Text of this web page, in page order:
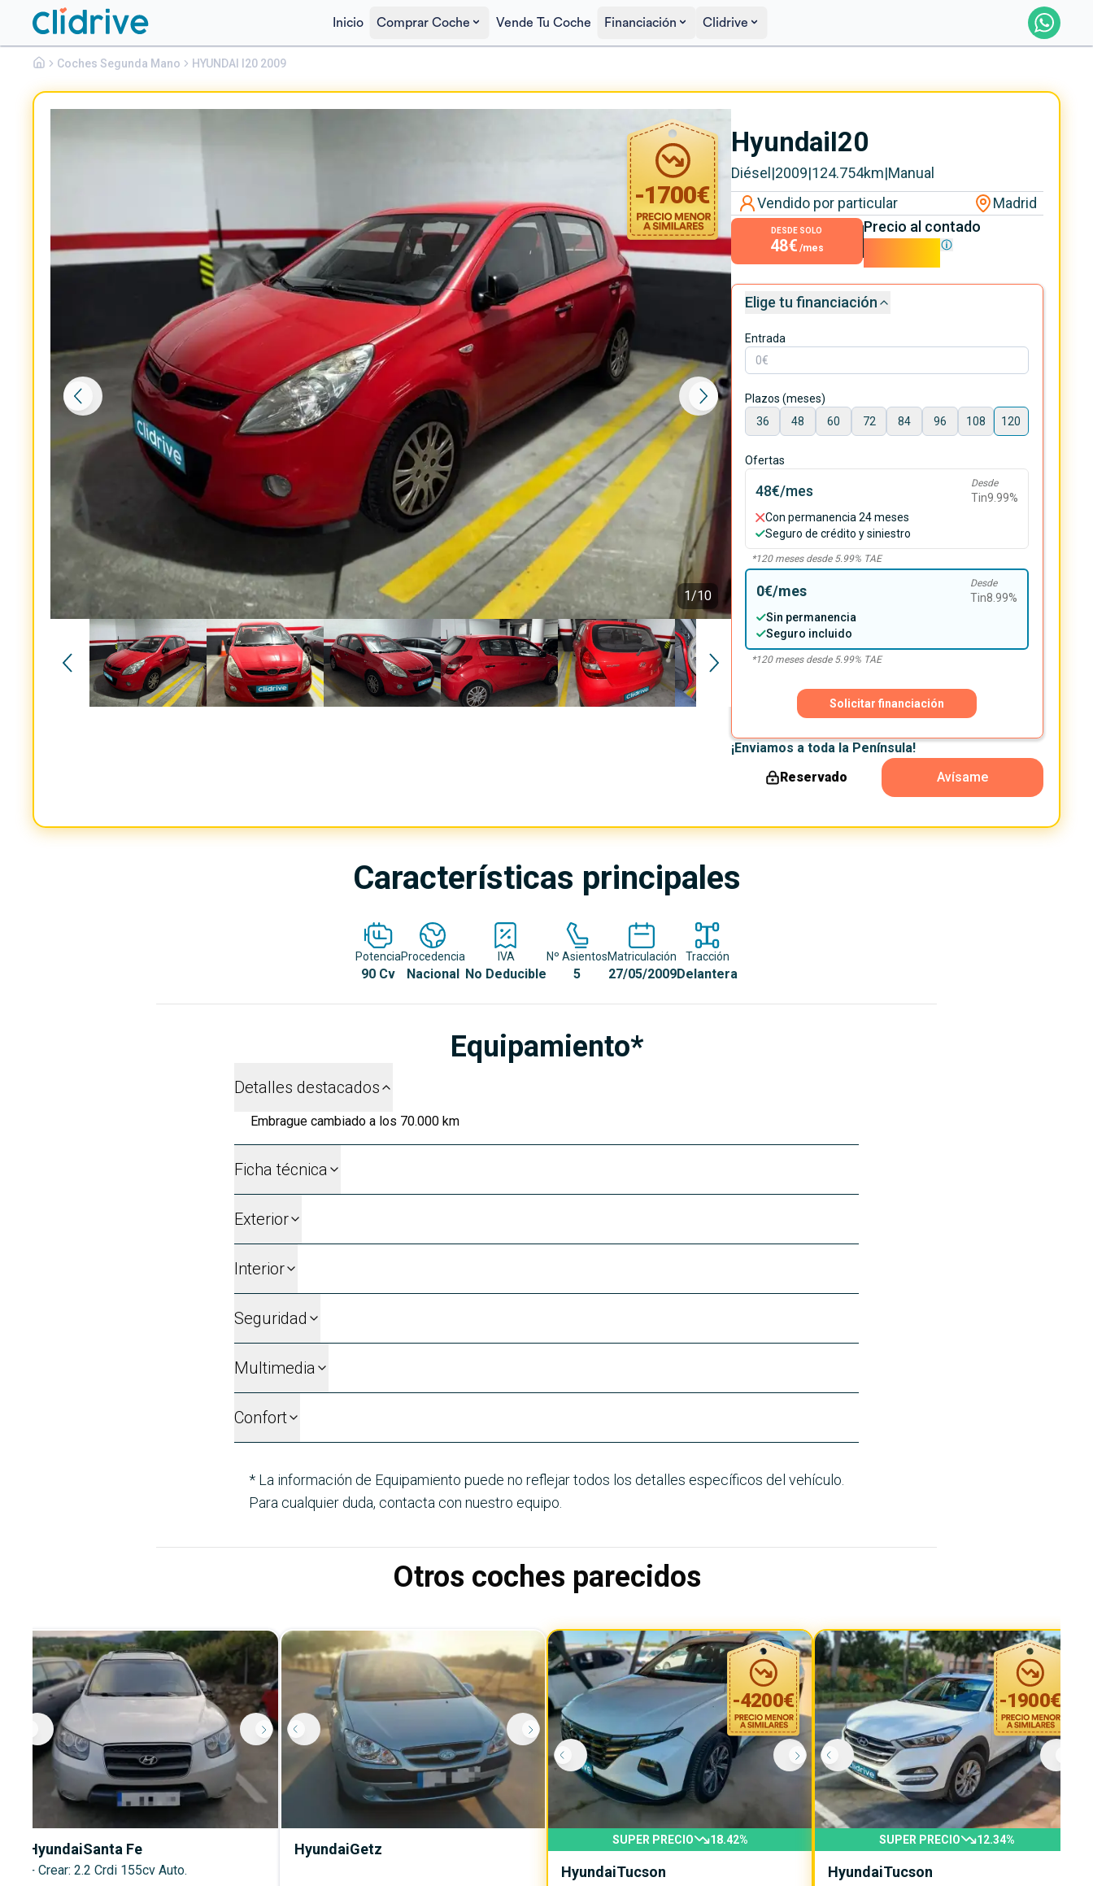
Inicio Comprar Coche Vende Tu Coche Financiación Clidrive
Coches Segunda Mano HYUNDAI I20 2009
1/10
Reservado
-1700€
HyundaiI20
I20 1.4 CRDI90 COMFORT CLIMA
4.300€
HyundaiI20
Diésel|2009|124.754km|Manual
Vendido por particular
Madrid
DESDE SOLO
48€ /mes
Precio al contado
4.300€
Elige tu financiación
Entrada
Plazos (meses)
36
48 60 72 84 96 108 120
Ofertas
48€/mes Desde
Tin9.99%
Con permanencia 24 meses
Seguro de crédito y siniestro
*120meses desde 5.99% TAE
0€/mes Desde
Tin8.99%
Sin permanencia
Seguro incluido
*120meses desde 5.99% TAE
Solicitar financiación
¡Enviamos a toda la Península!
Reservado
Avísame
Características principales
Potencia
90 Cv
Procedencia
Nacional
IVA
No Deducible
Nº Asientos
5
Matriculación
27/05/2009
Tracción
Delantera
Equipamiento*
Detalles destacados
Embrague cambiado a los 70.000 km
Ficha técnica
Exterior
Interior
Seguridad
Multimedia
Confort
* La información de Equipamiento puede no reflejar todos los detalles específicos del vehículo.
Para cualquier duda, contacta con nuestro equipo.
Otros coches parecidos
HyundaiSanta Fe
+ Crear: 2.2 Crdi 155cv Auto.
HyundaiGetz
-4200€
SUPER PRECIO 18.42%
HyundaiTucson
-1900€
SUPER PRECIO 12.34%
HyundaiTucson